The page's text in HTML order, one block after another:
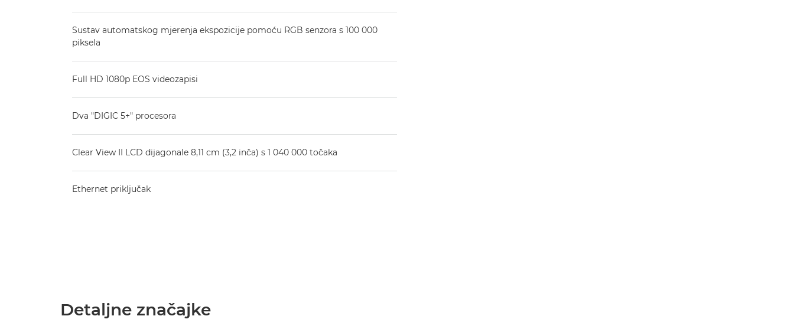
Sustav automatskog mjerenja ekspozicije pomoću RGB senzora s 100 000
piksela
Full HD 1080p EOS videozapisi
Dva "DIGIC 5+" procesora
Clear View II LCD dijagonale 8,11 cm (3,2 inča) s 1 040 000 točaka
Ethernet priključak
Detaljne značajke